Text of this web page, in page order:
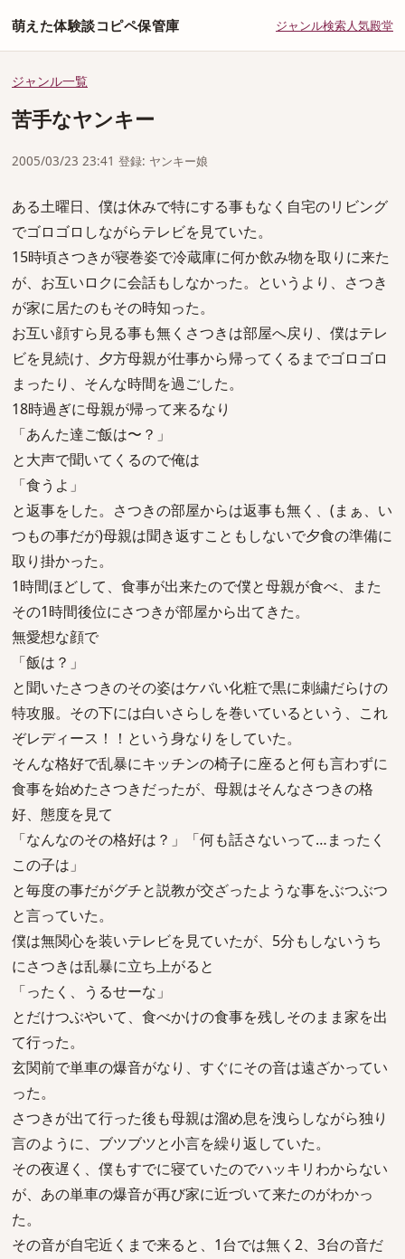
萌えた体験談コピペ保管庫 ジャンル検索人気殿堂
ジャンル一覧
苦手なヤンキー
2005/03/23 23:41 登録: ヤンキー娘
ある土曜日、僕は休みで特にする事もなく自宅のリビング
でゴロゴロしながらテレビを見ていた。
15時頃さつきが寝巻姿で冷蔵庫に何か飲み物を取りに来た
が、お互いロクに会話もしなかった。というより、さつき
が家に居たのもその時知った。
お互い顔すら見る事も無くさつきは部屋へ戻り、僕はテレ
ビを見続け、夕方母親が仕事から帰ってくるまでゴロゴロ
まったり、そんな時間を過ごした。
18時過ぎに母親が帰って来るなり
「あんた達ご飯は〜？」
と大声で聞いてくるので俺は
「食うよ」
と返事をした。さつきの部屋からは返事も無く、(まぁ、い
つもの事だが)母親は聞き返すこともしないで夕食の準備に
取り掛かった。
1時間ほどして、食事が出来たので僕と母親が食べ、また
その1時間後位にさつきが部屋から出てきた。
無愛想な顔で
「飯は？」
と聞いたさつきのその姿はケバい化粧で黒に刺繍だらけの
特攻服。その下には白いさらしを巻いているという、これ
ぞレディース！！という身なりをしていた。
そんな格好で乱暴にキッチンの椅子に座ると何も言わずに
食事を始めたさつきだったが、母親はそんなさつきの格
好、態度を見て
「なんなのその格好は？」「何も話さないって…まったく
この子は」
と毎度の事だがグチと説教が交ざったような事をぶつぶつ
と言っていた。
僕は無関心を装いテレビを見ていたが、5分もしないうち
にさつきは乱暴に立ち上がると
「ったく、うるせーな」
とだけつぶやいて、食べかけの食事を残しそのまま家を出
て行った。
玄関前で単車の爆音がなり、すぐにその音は遠ざかってい
った。
さつきが出て行った後も母親は溜め息を洩らしながら独り
言のように、ブツブツと小言を繰り返していた。
その夜遅く、僕もすでに寝ていたのでハッキリわからない
が、あの単車の爆音が再び家に近づいて来たのがわかっ
た。
その音が自宅近くまで来ると、1台では無く2、3台の音だ